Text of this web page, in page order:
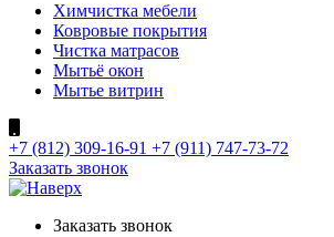
Химчистка мебели
Ковровые покрытия
Чистка матрасов
Мытьё окон
Мытье витрин
+7 (812) 309-16-91 +7 (911) 747-73-72
Заказать звонок
Заказать звонок